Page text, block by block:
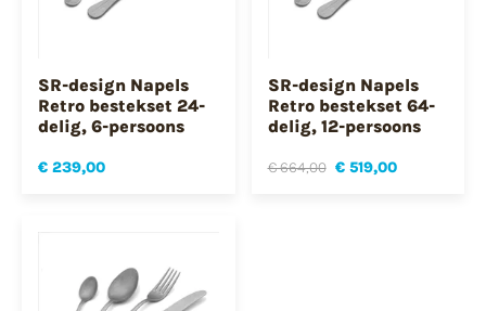
SR-design Napels
Retro bestekset 24-
delig, 6-persoons
€ 239,00
SR-design Napels
Retro bestekset 64-
delig, 12-persoons
€ 664,00 € 519,00